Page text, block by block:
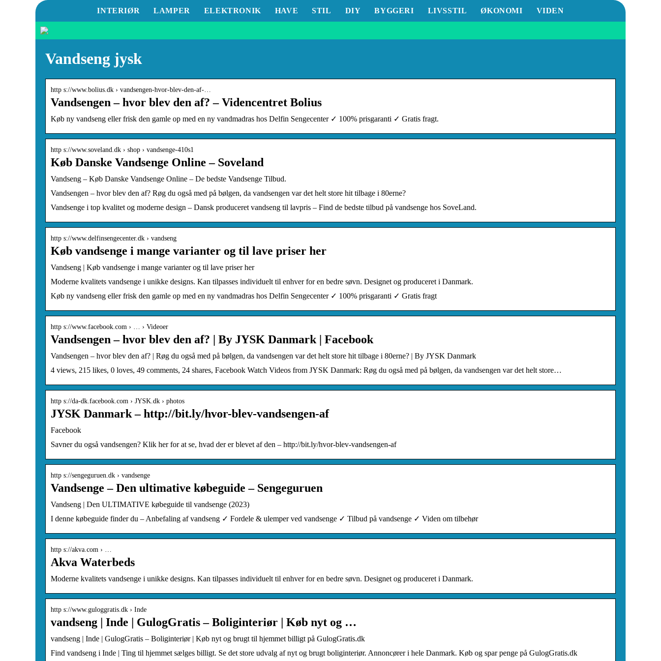
INTERIØR LAMPER ELEKTRONIK HAVE STIL DIY BYGGERI LIVSSTIL ØKONOMI VIDEN
Vandseng jysk
http s://www.bolius.dk › vandsengen-hvor-blev-den-af-…
Vandsengen – hvor blev den af? – Videncentret Bolius
Køb ny vandseng eller frisk den gamle op med en ny vandmadras hos Delfin Sengecenter ✓ 100% prisgaranti ✓ Gratis fragt.
http s://www.soveland.dk › shop › vandsenge-410s1
Køb Danske Vandsenge Online – Soveland
Vandseng – Køb Danske Vandsenge Online – De bedste Vandsenge Tilbud.
Vandsengen – hvor blev den af? Røg du også med på bølgen, da vandsengen var det helt store hit tilbage i 80erne?
Vandsenge i top kvalitet og moderne design – Dansk produceret vandseng til lavpris – Find de bedste tilbud på vandsenge hos SoveLand.
http s://www.delfinsengecenter.dk › vandseng
Køb vandsenge i mange varianter og til lave priser her
Vandseng | Køb vandsenge i mange varianter og til lave priser her
Moderne kvalitets vandsenge i unikke designs. Kan tilpasses individuelt til enhver for en bedre søvn. Designet og produceret i Danmark.
Køb ny vandseng eller frisk den gamle op med en ny vandmadras hos Delfin Sengecenter ✓ 100% prisgaranti ✓ Gratis fragt
http s://www.facebook.com › … › Videoer
Vandsengen – hvor blev den af? | By JYSK Danmark | Facebook
Vandsengen – hvor blev den af? | Røg du også med på bølgen, da vandsengen var det helt store hit tilbage i 80erne? | By JYSK Danmark
4 views, 215 likes, 0 loves, 49 comments, 24 shares, Facebook Watch Videos from JYSK Danmark: Røg du også med på bølgen, da vandsengen var det helt store…
http s://da-dk.facebook.com › JYSK.dk › photos
JYSK Danmark – http://bit.ly/hvor-blev-vandsengen-af
Facebook
Savner du også vandsengen? Klik her for at se, hvad der er blevet af den – http://bit.ly/hvor-blev-vandsengen-af
http s://sengeguruen.dk › vandsenge
Vandsenge – Den ultimative købeguide – Sengeguruen
Vandseng | Den ULTIMATIVE købeguide til vandsenge (2023)
I denne købeguide finder du – Anbefaling af vandseng ✓ Fordele & ulemper ved vandsenge ✓ Tilbud på vandsenge ✓ Viden om tilbehør
http s://akva.com › …
Akva Waterbeds
Moderne kvalitets vandsenge i unikke designs. Kan tilpasses individuelt til enhver for en bedre søvn. Designet og produceret i Danmark.
http s://www.guloggratis.dk › Inde
vandseng | Inde | GulogGratis – Boliginteriør | Køb nyt og …
vandseng | Inde | GulogGratis – Boliginteriør | Køb nyt og brugt til hjemmet billigt på GulogGratis.dk
Find vandseng i Inde | Ting til hjemmet sælges billigt. Se det store udvalg af nyt og brugt boliginteriør. Annoncører i hele Danmark. Køb og spar penge på GulogGratis.dk